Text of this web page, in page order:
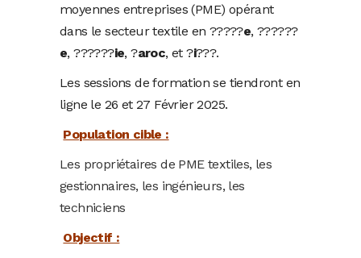
moyennes entreprises (PME) opérant
dans le secteur textile en ?????e, ??????
e, ??????ie, ?aroc, et ?i???.
Les sessions de formation se tiendront en
ligne le 26 et 27 Février 2025.
Population cible :
Les propriétaires de PME textiles, les
gestionnaires, les ingénieurs, les
techniciens
Objectif :